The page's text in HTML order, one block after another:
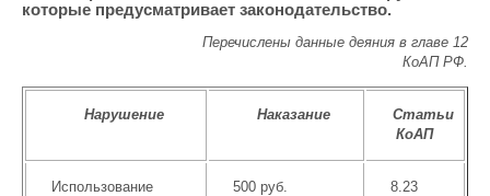
которые предусматривает законодательство.
Перечислены данные деяния в главе 12
КоАП РФ.
Нарушение Наказание
Статьи
КоАП
Использование
500 руб. 8.23